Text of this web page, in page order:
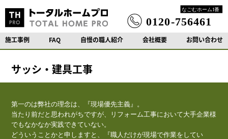
施工事例 FAQ 自慢の職人紹介 会社概要 お問い合わせ
サッシ・建具工事
第一のは弊社の理念は、『現場優先主義』。
当たり前だと思われがちですが、リフォーム工事において大手企業様
でもなかなか実践できていない。
どういうことかと申しますと、『職人だけが現場で作業をしてい